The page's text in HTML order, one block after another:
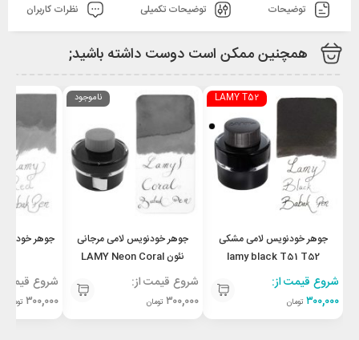
توضیحات توضیحات تکمیلی نظرات کاربران
همچنین ممکن است دوست داشته باشید;
LAMY T52
جوهر خودنویس لامی مشکی
lamy black T51 T52
شروع قیمت از:
۳۰۰,۰۰۰ تومان
ناموجود
جوهر خودنویس لامی مرجانی
نئون LAMY Neon Coral
T52
شروع قیمت از:
۳۰۰,۰۰۰ تومان
شروع قیمت
۳۰۰,۰۰۰ تومان